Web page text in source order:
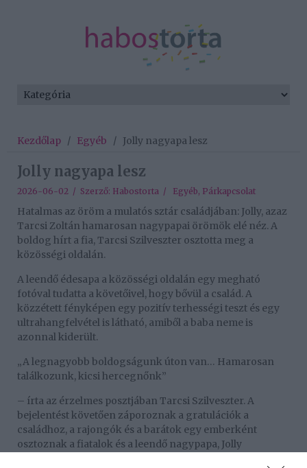
Kezdőlap / Egyéb / Jolly nagyapa lesz
Jolly nagyapa lesz
2026-06-02 / Szerző: Habostorta / Egyéb, Párkapcsolat
Hatalmas az öröm a mulatós sztár családjában: Jolly, azaz
Tarcsi Zoltán hamarosan nagypapai örömök elé néz. A
boldog hírt a fia, Tarcsi Szilveszter osztotta meg a
közösségi oldalán.
A leendő édesapa a közösségi oldalán egy megható
fotóval tudatta a követőivel, hogy bővül a család. A
közzétett fényképen egy pozitív terhességi teszt és egy
ultrahangfelvétel is látható, amiből a baba neme is
azonnal kiderült.
„A legnagyobb boldogságunk úton van… Hamarosan
találkozunk, kicsi hercegnőnk”
– írta az érzelmes posztjában Tarcsi Szilveszter. A
bejelentést követően záporoznak a gratulációk a
családhoz, a rajongók és a barátok egy emberként
osztoznak a fiatalok és a leendő nagypapa, Jolly